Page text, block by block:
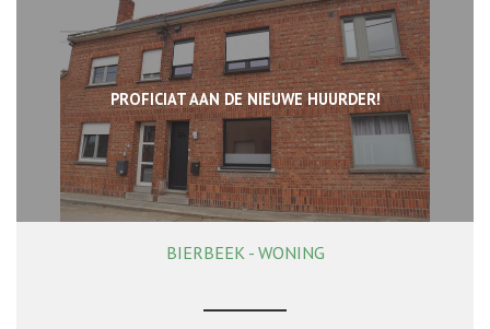
PROFICIAT AAN DE NIEUWE HUURDER!
138 m² 4 1
BIERBEEK - WONING